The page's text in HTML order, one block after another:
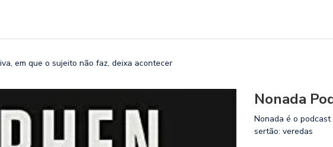
em que o sujeito não faz, deixa acontecer
Nonada
Nonada é o
sertão: veredas